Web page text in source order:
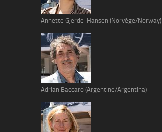
Annette Gjerde-Hansen (Norvège/Norway)
Adrian Baccaro (Argentine/Argentina)